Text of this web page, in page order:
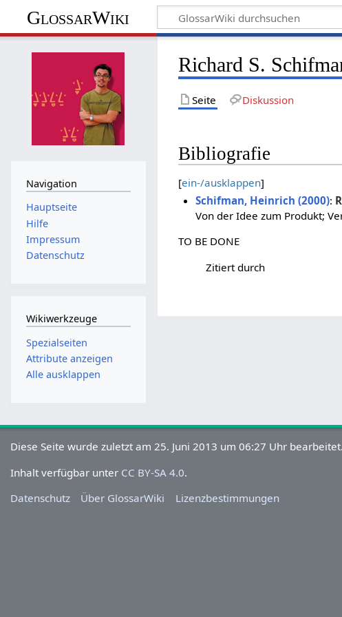
GlossarWiki
Richard S.
Seite Diskussion
Bibliografie
[ein-/ausklappen]
Schifman, Heinrich (2000):
Von der Idee zum Produkt;
TO BE DONE
Zitiert durch
Navigation
Hauptseite
Hilfe
Impressum
Datenschutz
Wikiwerkzeuge
Spezialseiten
Attribute anzeigen
Alle ausklappen
Diese Seite wurde zuletzt am 25. Juni 2013 um 06:27 Uhr bearbeitet.
Inhalt verfügbar unter CC BY-SA 4.0.
Datenschutz
Über GlossarWiki Lizenzbestimmungen